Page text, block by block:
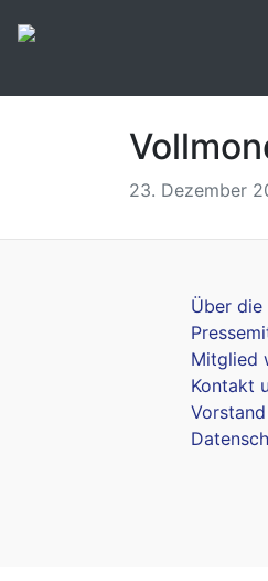
23. Dezember
Über die
Mitglied
Kontakt